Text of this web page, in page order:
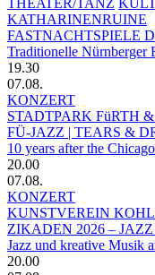
KATHARINENRUINE
FASTNACHTSPIELE
Traditionelle Nürnberger
19.30
07.08.
KONZERT
STADTPARK FüRTH
FÜ-JAZZ | TEARS &
10 years after the
20.00
07.08.
KONZERT
KUNSTVEREIN
ZIKADEN 2026 –
Jazz und kreative Musik
20.00